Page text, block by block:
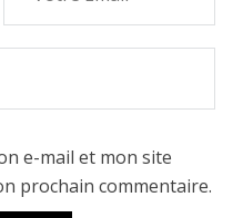
e-mail et mon site
prochain commentaire.